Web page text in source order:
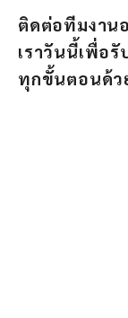
ติดต่อทีมงาน
เราวันนี้เพื่อ
ทุกขั้นตอนด้ว